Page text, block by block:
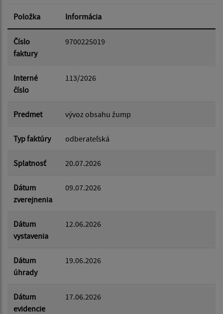
Dátum od:
Dátum do:
Suma od:
Suma do:
Filtrovať
Položka Informácia
Číslo
faktury
9700225019
Interné
číslo
113/2026
Predmet vývoz obsahu žump
Typ faktúry odberateľská
Splatnosť 20.07.2026
Dátum
zverejnenia
09.07.2026
Dátum
vystavenia
12.06.2026
Dátum
úhrady
19.06.2026
Dátum
evidencie
17.06.2026